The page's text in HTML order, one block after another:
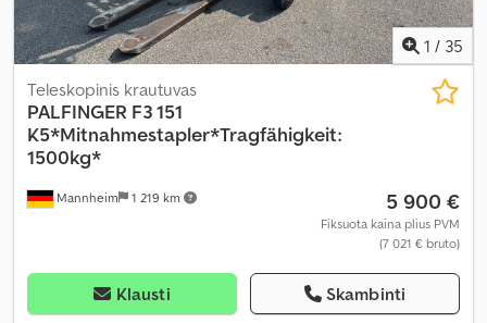
1 / 35
Mannheim 1 219 km
Teleskopinis krautuvas
PALFINGER F3 151
K5*Mitnahmestapler*Tragfähigkeit:
1500kg*
5 900 €
Fiksuota kaina plius PVM
(7 021 € bruto)
Klausti Skambinti